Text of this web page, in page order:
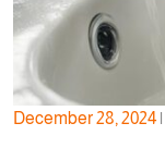
Posted
December 28, 2024|